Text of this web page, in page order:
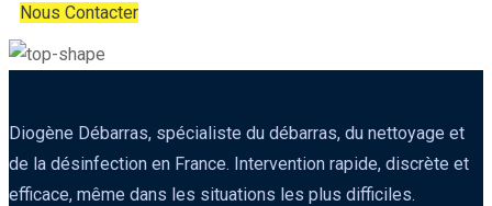
Nous Contacter
Diogène Débarras, spécialiste du débarras, du nettoyage et
de la désinfection en France. Intervention rapide, discrète et
efficace, même dans les situations les plus difficiles.